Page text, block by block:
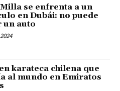
se enfrenta a un
en Dubái: no puede
un auto
karateca chilena que
al mundo en Emiratos